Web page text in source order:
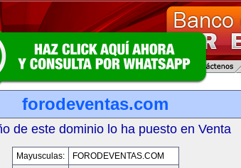
forodeventas.com
de este dominio lo ha puesto en Venta
Mayusculas:
FORODEVENTAS.COM